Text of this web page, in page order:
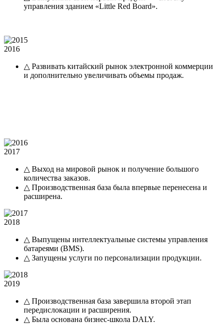
управления зданием «Little Red Board».
2016
△ Развивать китайский рынок электронной коммерции
и дополнительно увеличивать объемы продаж.
2017
△ Выход на мировой рынок и получение большого
количества заказов.
△ Производственная база была впервые перенесена и
расширена.
2018
△ Выпущены интеллектуальные системы управления
батареями (BMS).
△ Запущены услуги по персонализации продукции.
2019
△ Производственная база завершила второй этап
передислокации и расширения.
△ Была основана бизнес-школа DALY.